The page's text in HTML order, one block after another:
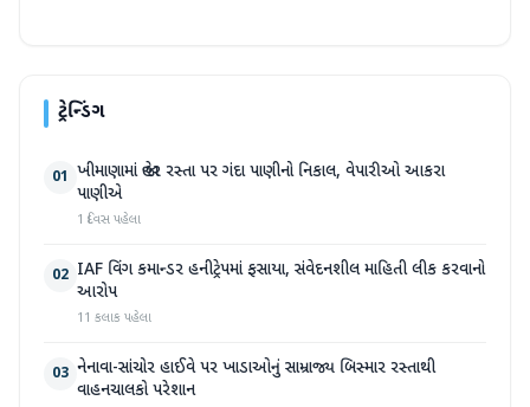
ટ્રેન્ડિંગ
01 ખીમાણામાં જાહેર રસ્તા પર ગંદા પાણીનો નિકાલ, વેપારીઓ આકરા
પાણીએ
1 દિવસ પહેલા
02 IAF વિંગ કમાન્ડર હનીટ્રેપમાં ફસાયા, સંવેદનશીલ માહિતી લીક કરવાનો
આરોપ
11 કલાક પહેલા
03 નેનાવા-સાંચોર હાઈવે પર ખાડાઓનું સામ્રાજ્ય બિસ્માર રસ્તાથી
વાહનચાલકો પરેશાન